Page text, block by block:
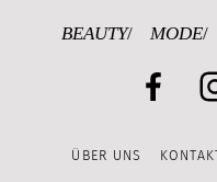
BEAUTY MODE
ÜBER UNS